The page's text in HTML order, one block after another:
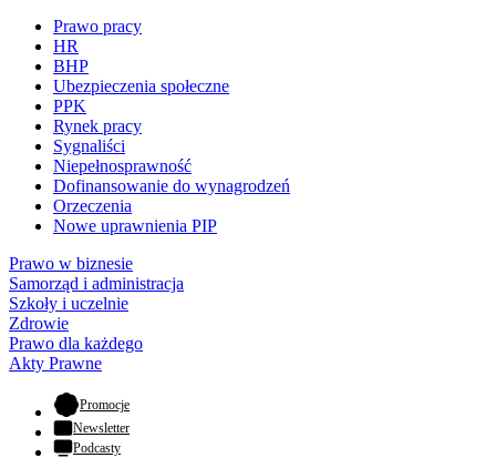
Prawo pracy
HR
BHP
Ubezpieczenia społeczne
PPK
Rynek pracy
Sygnaliści
Niepełnosprawność
Dofinansowanie do wynagrodzeń
Orzeczenia
Nowe uprawnienia PIP
Prawo w biznesie
Samorząd i administracja
Szkoły i uczelnie
Zdrowie
Prawo dla każdego
Akty Prawne
Promocje- otwiera się w nowej karcie
Newsletter
Podcasty